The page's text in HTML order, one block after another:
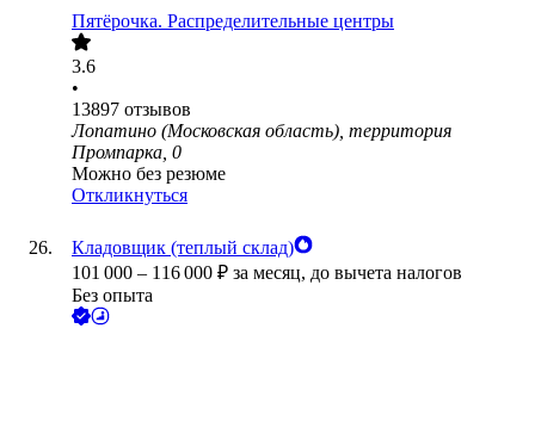
Пятёрочка. Распределительные центры
3.6
•
13897 отзывов
Лопатино (Московская область), территория
Промпарка, 0
Можно без резюме
Откликнуться
Кладовщик (теплый склад)
101 000 – 116 000 ₽ за месяц, до вычета налогов
Без опыта